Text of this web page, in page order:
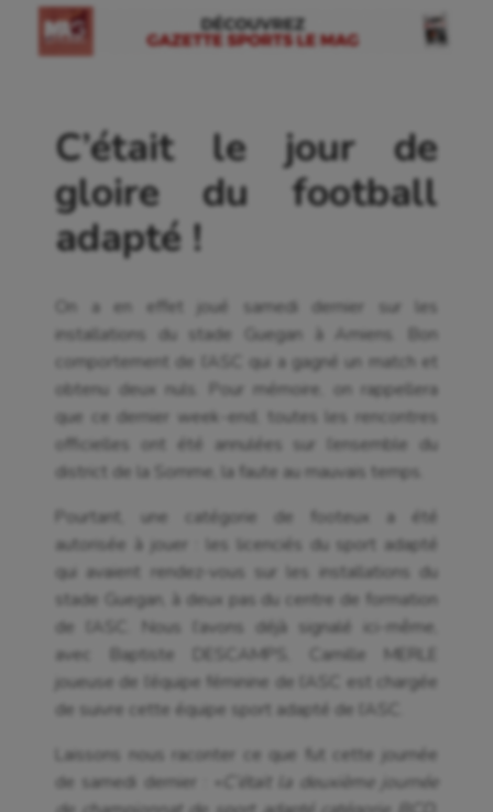
Aéronautique
C’était le jour de
gloire du football
adapté !
On a en effet joué samedi dernier sur les
installations du stade Guegan à Amiens. Bon
comportement de l’ASC qui a gagné un match et
obtenu deux nuls. Pour mémoire, on rappellera
que ce dernier week-end, toutes les rencontres
officielles ont été annulées sur l’ensemble du
district de la Somme, la faute au mauvais temps.
Pourtant, une catégorie de footeux a été
autorisée à jouer : les licenciés du sport adapté
qui avaient rendez-vous sur les installations du
stade Guegan, à deux pas du centre de formation
de l’ASC. Nous l’avons déjà signalé ici-même,
avec Baptiste DESCAMPS, Camille MERLE
joueuse de l’équipe féminine de l’ASC est chargée
de suivre cette équipe sport adapté de l’ASC.
Laissons nous raconter ce que fut cette journée
de samedi dernier : «
C’était la deuxième journée